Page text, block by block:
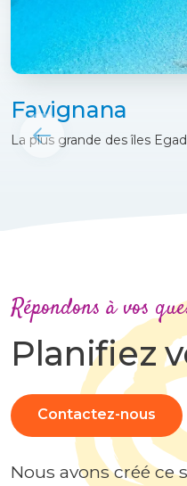
Favignana
La plus grande des îles
Répondons à vos
Planifiez
Contactez-nous
Nous avons créé